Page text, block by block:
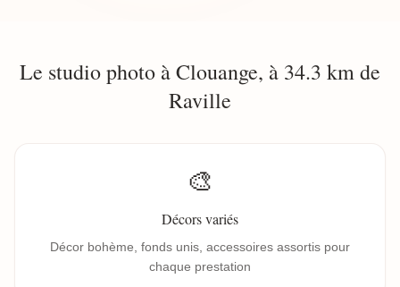
Le studio photo à Clouange, à 34.3 km de
Raville
🎨
Décors variés
Décor bohème, fonds unis, accessoires assortis pour
chaque prestation